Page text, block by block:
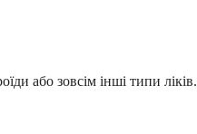
або зовсім інші типи ліків.